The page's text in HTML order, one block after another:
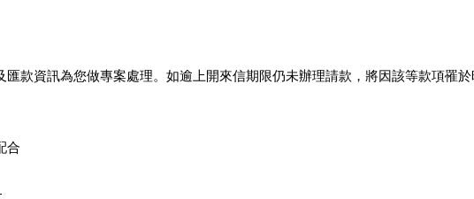
款資訊為您做專案處理。如逾上開來信期限仍未辦理請款，將因該等款項罹
合